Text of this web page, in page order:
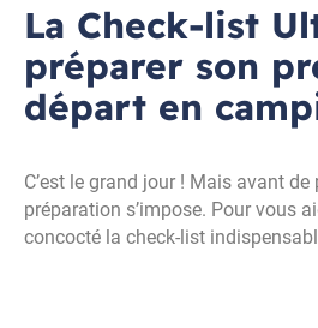
La Check-list
préparer son
départ en
C’est le grand jour ! Mais avant
préparation s’impose. Pour vous
concocté la check-list